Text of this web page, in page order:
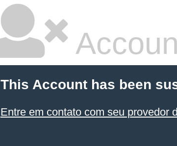
This Account has been
Entre em contato com seu provedor